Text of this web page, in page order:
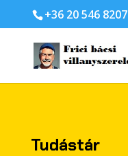
+36 20 546 8207
Tudástár